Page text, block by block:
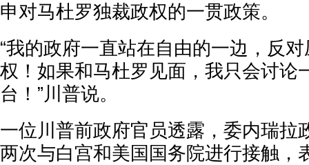
申对马杜罗独裁政权的一贯政策。
“我的政府一直站在自由的一边，反
权！如果和马杜罗见面，我只会讨论
台！”川普说。
一位川普前政府官员透露，委内瑞拉
两次与白宫和美国国务院进行接触，